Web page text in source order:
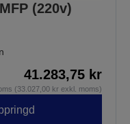
(220v)
41.283,75 kr
(33.027,00 kr exkl. moms)